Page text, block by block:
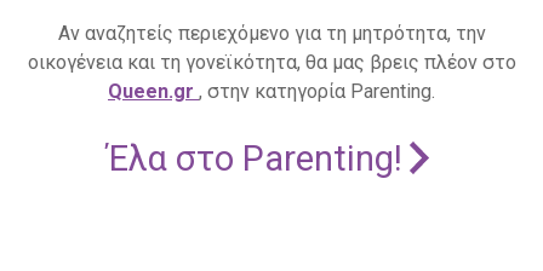
Αν αναζητείς περιεχόμενο για τη μητρότητα, την
οικογένεια και τη γονεϊκότητα, θα μας βρεις πλέον στο
Queen.gr , στην κατηγορία Parenting.
Έλα στο Parenting!